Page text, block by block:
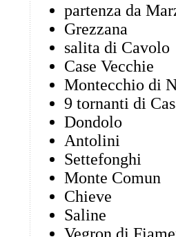
partenza da
Grezzana
salita di Cavolo
Case Vecchie
Montecchio di
9 tornanti di
Dondolo
Antolini
Settefonghi
Monte Comun
Chieve
Saline
Vegron di